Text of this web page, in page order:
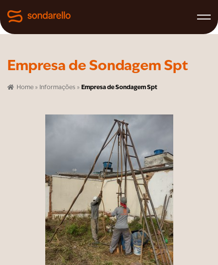
Empresa de Sondagem Spt
Home » Informações » Empresa de Sondagem Spt